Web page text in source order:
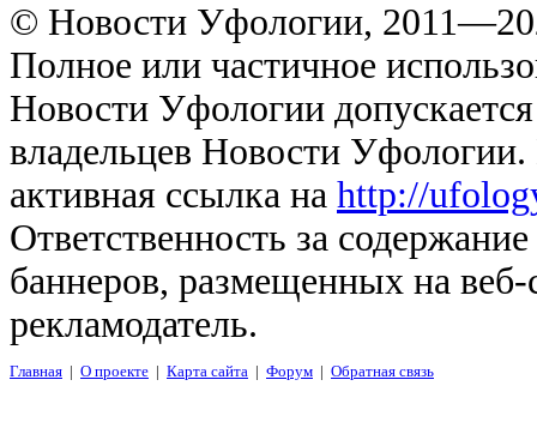
© Новости Уфологии,
Полное или частичное
Новости Уфологии
владельцев Новости
активная ссылка на http://
Ответственность за
баннеров, размещенных на
рекламодатель.
Главная | О проекте | Карта сайта | Форум | Обратная связь